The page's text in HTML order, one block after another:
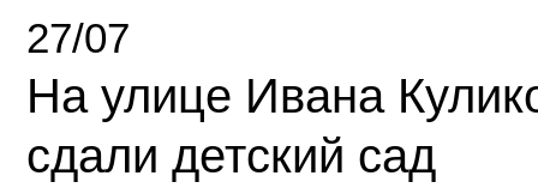
27/07
На улице Ивана
сдали детский сад